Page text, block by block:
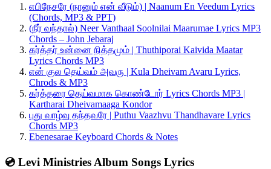
எபிநேசரே (நானும் என் வீடும்) | Naanum En Veedum Lyrics
(Chords, MP3 & PPT)
(நீர் வந்தால்) Neer Vanthaal Soolnilai Maarumae Lyrics MP3
Chords – John Jebaraj
கர்த்தர் உன்னை நித்தமும் | Thuthiporai Kaivida Maatar
Lyrics Chords MP3
என் குல தெய்வம் அவரு | Kula Dheivam Avaru Lyrics,
Chrods & MP3
கர்த்தரை தெய்வமாக கொண்டோர் Lyrics Chords MP3 |
Kartharai Dheivamaaga Kondor
புது வாழ்வு தந்தவரே | Puthu Vaazhvu Thandhavare Lyrics
Chords MP3
Ebenesarae Keyboard Chords & Notes
💿 Levi Ministries Album Songs Lyrics